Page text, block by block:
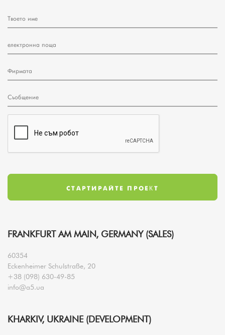
FRANKFURT AM MAIN, GERMANY (SALES)
60354
Eckenheimer Schulstraße, 20
+38 (098) 630-49-85
info@a5.ua
KHARKIV, UKRAINE (DEVELOPMENT)